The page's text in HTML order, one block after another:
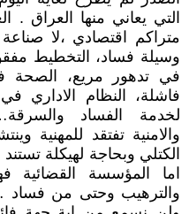
التي يعاني منها العراق .
متراكم اقتصادي ،لا
وسيلة فساد، التخطيط
في تدهور مريع، الصحة
فاشلة، النظام الاداري
لخدمة الفساد
والامنية تفتقد للمهنية
الكتلي وبحاجة لهيكلة
اما المؤسسة
والترهيب وحتى من